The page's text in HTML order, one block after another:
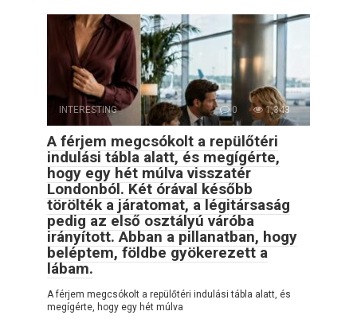
INTERESTING 0 1,343
A férjem megcsókolt a repülőtéri
indulási tábla alatt, és megígérte,
hogy egy hét múlva visszatér
Londonból. Két órával később
törölték a járatomat, a légitársaság
pedig az első osztályú váróba
irányított. Abban a pillanatban, hogy
beléptem, földbe gyökerezett a
lábam.
A férjem megcsókolt a repülőtéri indulási tábla alatt, és
megígérte, hogy egy hét múlva